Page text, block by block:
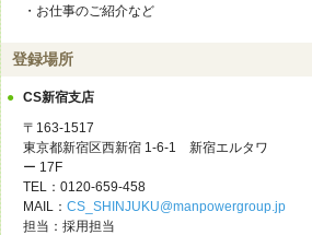
・お仕事のご紹介など
登録場所
CS新宿支店
〒163-1517
東京都新宿区西新宿 1-6-1 新宿エルタワ
ー 17F
TEL：0120-659-458
MAIL： CS_SHINJUKU@manpowergroup.jp
担当：採用担当